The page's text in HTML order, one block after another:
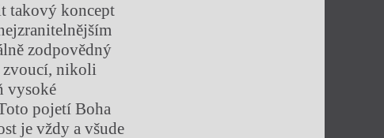
takový koncept
zodpovědný
zvoucí, nikoli
vysoké
pojetí Boha
je vždy a všude